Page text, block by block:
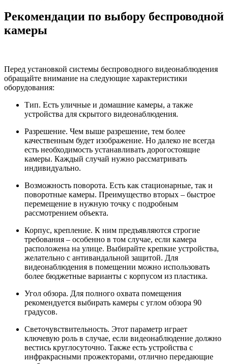
Рекомендации по выбору беспроводной
камеры
Перед установкой системы беспроводного видеонаблюдения
обращайте внимание на следующие характеристики
оборудования:
Тип. Есть уличные и домашние камеры, а также
устройства для скрытого видеонаблюдения.
Разрешение. Чем выше разрешение, тем более
качественным будет изображение. Но далеко не всегда
есть необходимость устанавливать дорогостоящие
камеры. Каждый случай нужно рассматривать
индивидуально.
Возможность поворота. Есть как стационарные, так и
поворотные камеры. Преимущество вторых – быстрое
перемещение в нужную точку с подробным
рассмотрением объекта.
Корпус, крепление. К ним предъявляются строгие
требования – особенно в том случае, если камера
расположена на улице. Выбирайте крепкие устройства,
желательно с антивандальной защитой. Для
видеонаблюдения в помещении можно использовать
более бюджетные варианты с корпусом из пластика.
Угол обзора. Для полного охвата помещения
рекомендуется выбирать камеры с углом обзора 90
градусов.
Светочувствительность. Этот параметр играет
ключевую роль в случае, если видеонаблюдение должно
вестись круглосуточно. Также есть устройства с
инфракрасными прожекторами, отлично передающие